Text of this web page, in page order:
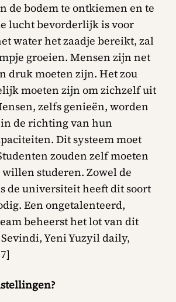
de bodem te ontkiemen en te
lucht bevorderlijk is voor
water het zaadje bereikt, zal
groeien. Mensen zijn net
druk moeten zijn. Het zou
moeten zijn om zichzelf uit
zelfs genieën, worden
de richting van hun
Dit systeem moet
zouden zelf moeten
studeren. Zowel de
de universiteit heeft dit soort
Een ongetalenteerd,
beheerst het lot van dit
Yeni Yuzyil daily,